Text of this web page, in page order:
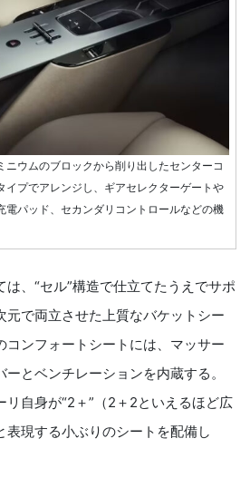
ウムのブロックから削り出したセンターコ
イプでアレンジし、ギアセレクターゲートや
電パッド、セカンダリコントロールなどの機
、“セル”構造で仕立てたうえでサポ
元で両立させた上質なバケットシー
コンフォートシートには、マッサー
とベンチレーションを内蔵する。
リ自身が“2＋”（2＋2といえるほど広
表現する小ぶりのシートを配備し